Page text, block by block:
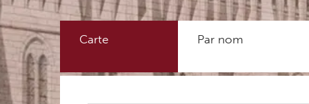
Carte Par nom